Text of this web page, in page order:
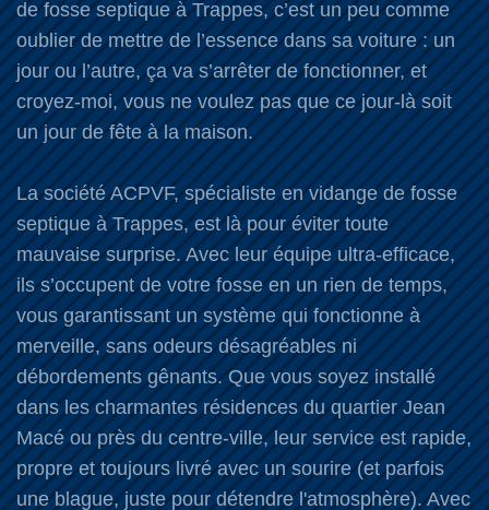
de fosse septique à Trappes, c’est un peu comme
oublier de mettre de l’essence dans sa voiture : un
jour ou l’autre, ça va s’arrêter de fonctionner, et
croyez-moi, vous ne voulez pas que ce jour-là soit
un jour de fête à la maison.
La société ACPVF, spécialiste en vidange de fosse
septique à Trappes, est là pour éviter toute
mauvaise surprise. Avec leur équipe ultra-efficace,
ils s’occupent de votre fosse en un rien de temps,
vous garantissant un système qui fonctionne à
merveille, sans odeurs désagréables ni
débordements gênants. Que vous soyez installé
dans les charmantes résidences du quartier Jean
Macé ou près du centre-ville, leur service est rapide,
propre et toujours livré avec un sourire (et parfois
une blague, juste pour détendre l'atmosphère). Avec